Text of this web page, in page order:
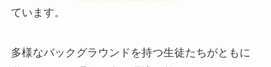
ています。
多様なバックグラウンドを持つ生徒たちがともに